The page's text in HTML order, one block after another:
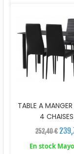
TABLE A
4 CHAISES
252,40 €
En stock